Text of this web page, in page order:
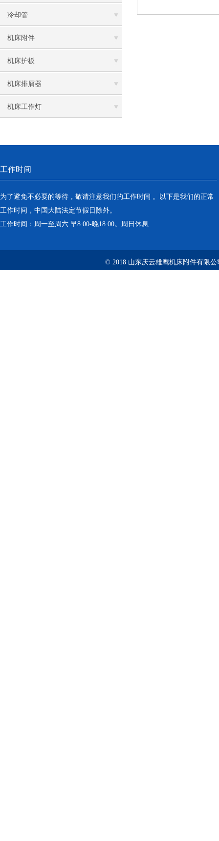
冷却管
机床附件
机床护板
机床排屑器
机床工作灯
工作时间
为了避免不必要的等待，敬请注意我们的工作时间 。以下是我们的正常
工作时间，中国大陆法定节假日除外。
工作时间：周一至周六 早8:00-晚18:00。周日休息
© 2018 山东庆云雄鹰机床附件有限